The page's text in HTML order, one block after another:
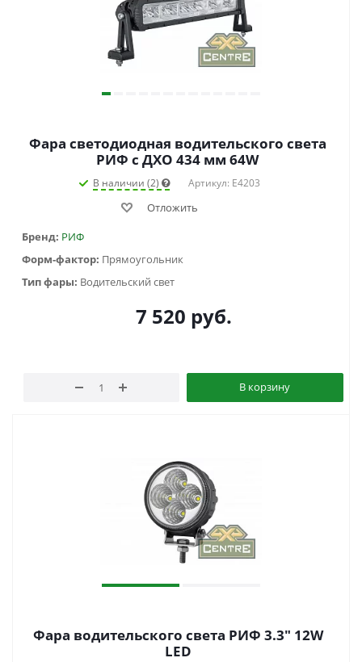
Фара светодиодная водительского света
РИФ с ДХО 434 мм 64W
В наличии (2) Артикул: E4203
Отложить
Бренд: РИФ
Форм-фактор: Прямоугольник
Тип фары: Водительский свет
7 520 руб.
В корзину
Фара водительского света РИФ 3.3" 12W
LED